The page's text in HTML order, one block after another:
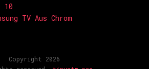
10
TV Aus Chrom
Copyright 2026